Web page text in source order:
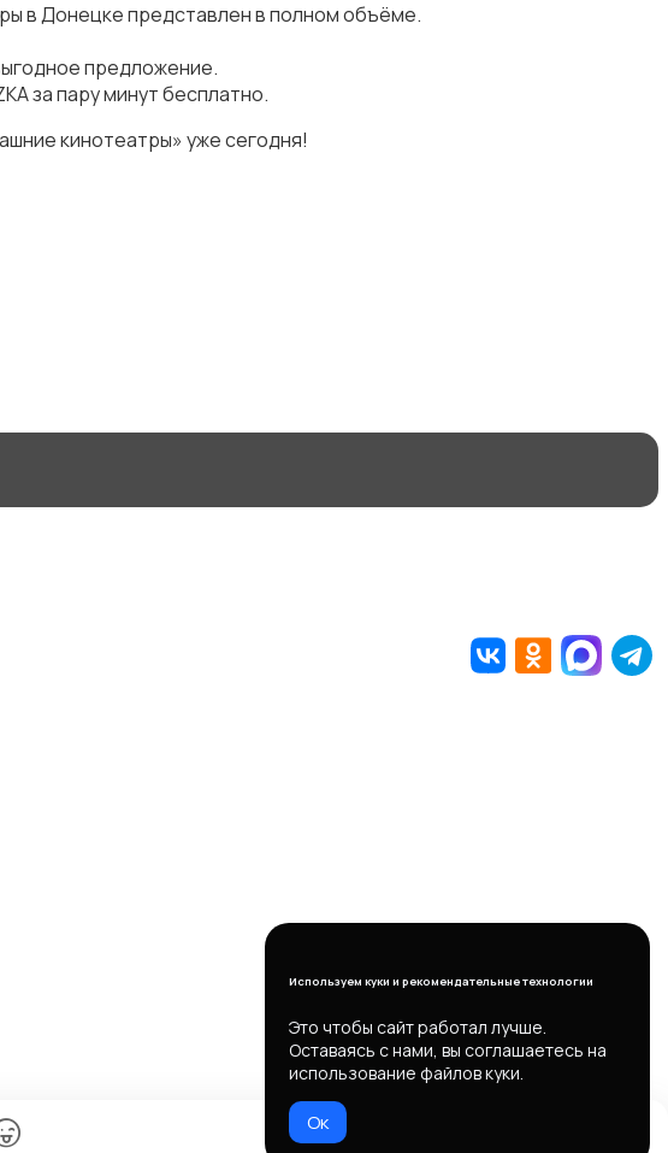
в Донецке представлен в полном объёме.
предложение.
за пару минут бесплатно.
кинотеатры» уже сегодня!
Используем куки и рекомендательные технологии
Это чтобы сайт работал лучше.
Оставаясь с нами, вы соглашаетесь на
использование файлов куки.
Ок